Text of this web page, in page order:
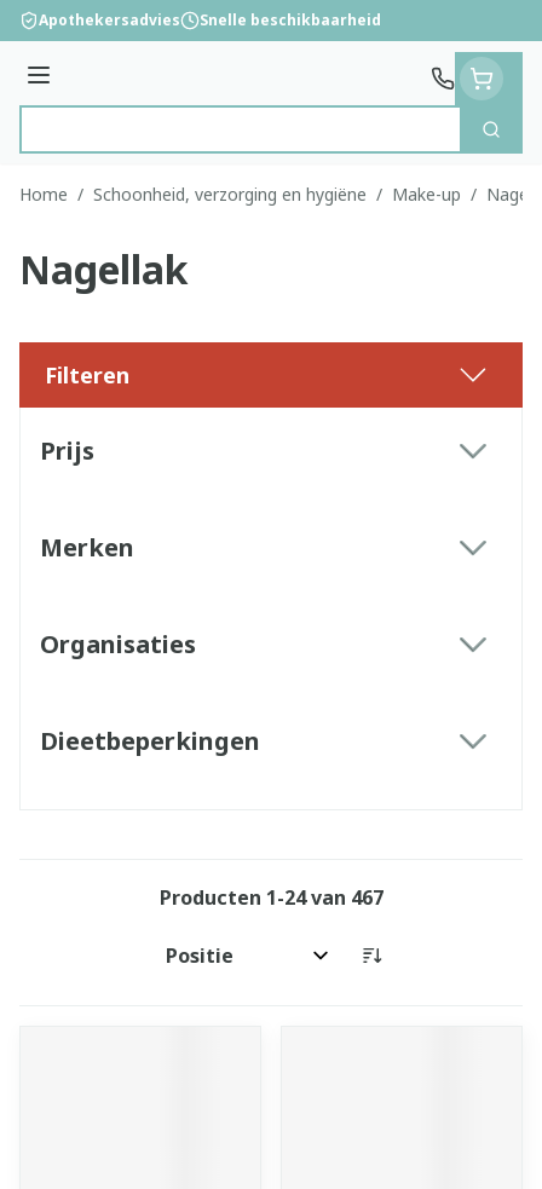
Ga naar de inhoud
Apothekersadvies Snelle beschikbaarheid
Menu
Zoek
Home / Schoonheid, verzorging en hygiëne / Make-up /
Nagellak
Filteren
Prijs
Merken
Organisaties
Dieetbeperkingen
Producten 1-24van 467
Sorteer op: